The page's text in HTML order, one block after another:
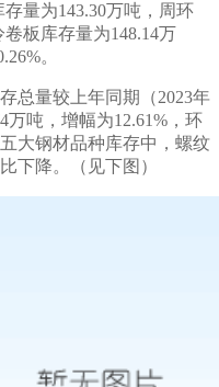
存量为143.30万吨，周环
卷板库存量为148.14万
%。
总量较上年同期（2023年
万吨， 增幅为12.61% ， 环
大钢材品种库存中， 螺纹
下降。（见下图）